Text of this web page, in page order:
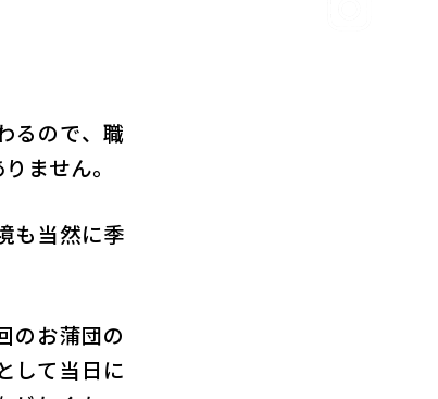
るので、職
ません。
も当然に季
のお蒲団の
して当日に